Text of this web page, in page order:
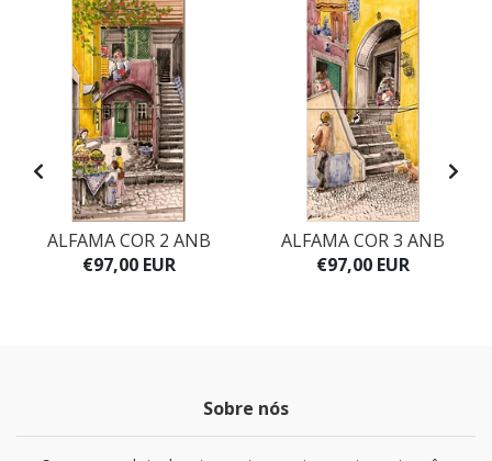
ALFAMA COR 2 ANB
€97,00 EUR
ALFAMA COR 3 ANB
€97,00 EUR
Sobre nós